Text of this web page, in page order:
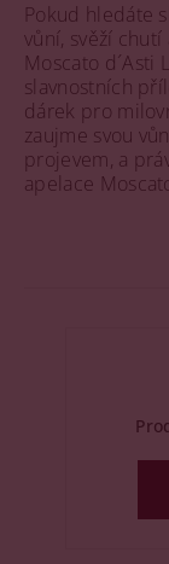
Pokud hledáte
vůní, svěží
Moscato d´Asti
slavnostních
dárek pro
zaujme svou
projevem, a
apelace